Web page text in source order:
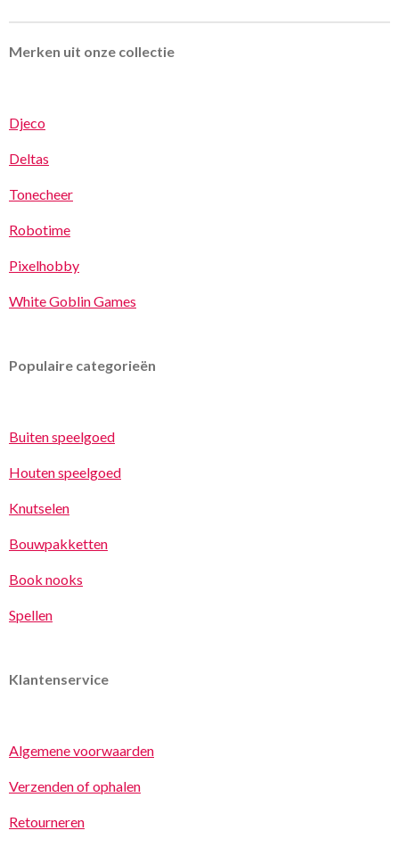
Merken uit onze collectie
Djeco
Deltas
Tonecheer
Robotime
Pixelhobby
White Goblin Games
Populaire categorieën
Buiten speelgoed
Houten speelgoed
Knutselen
Bouwpakketten
Book nooks
Spellen
Klantenservice
Algemene voorwaarden
Verzenden of ophalen
Retourneren